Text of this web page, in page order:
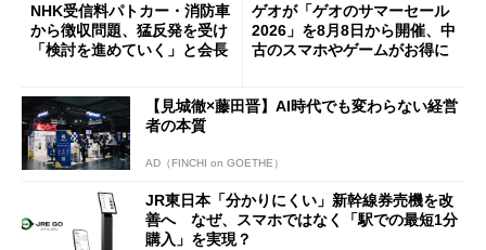
NHK受信料パトカー・消防車
から徴収問題、猛反発を受け
「検討を進めていく」と会長
ゲオが「ゲオのサマーセール
2026」を8月8日から開催、中
古のスマホやゲームがお得に
【見城徹×藤田晋】AI時代でも変わらない経営
者の本質
AD（FINCHI on GOETHE）
JR東日本「分かりにくい」新幹線券売機を改
善へ なぜ、スマホではなく「駅での最短1分
購入」を実現？